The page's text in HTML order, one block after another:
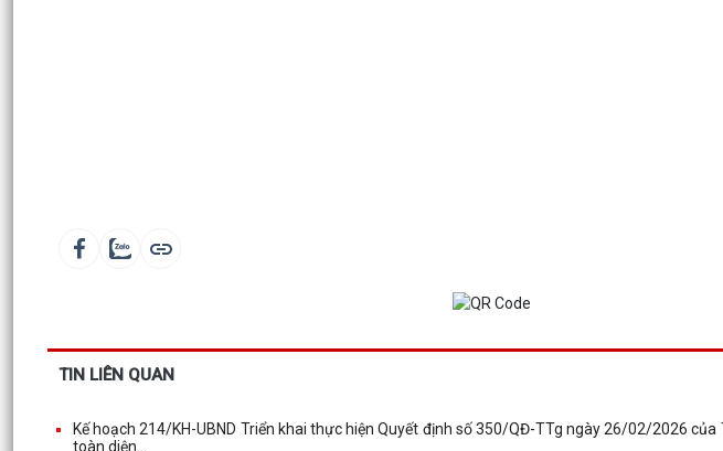
TIN LIÊN QUAN
Kế hoạch 214/KH-UBND Triển khai thực hiện Quyết định số 350/QĐ-TTg ngày 26/02/2026
toàn diện...